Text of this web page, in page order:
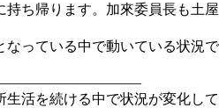
ち帰ります。加來委員長も土屋
っている中で動いている状況で
活を続ける中で状況が変化して